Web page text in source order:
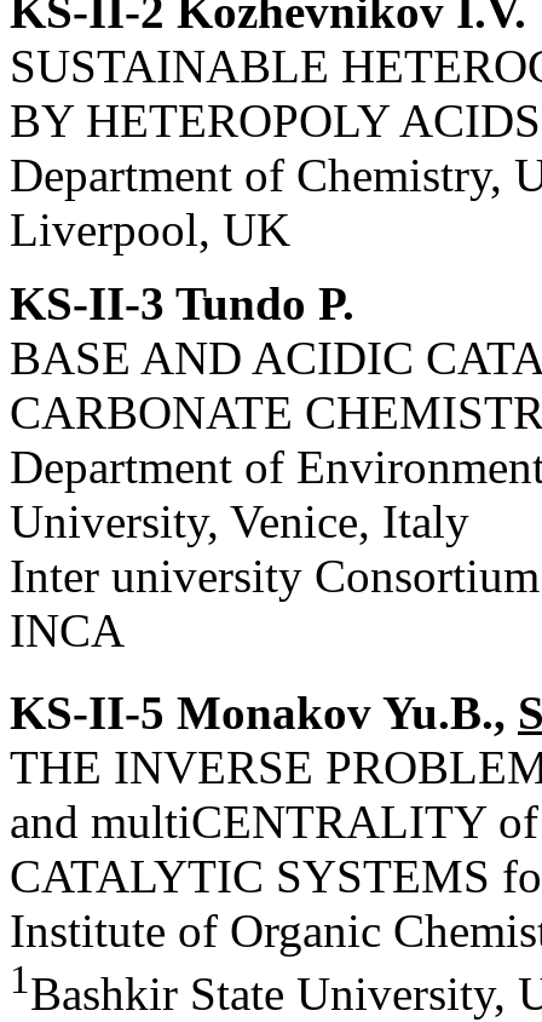
KS-II-2 Kozhevnikov I.V.
SUSTAINABLE
BY HETEROPOLY ACIDS
Department of Chemistry,
Liverpool, UK
KS-II-3 Tundo P.
BASE AND ACIDIC
CARBONATE
Department of
University, Venice, Italy
Inter university
INCA
KS-II-5 Monakov Yu.B.,
THE INVERSE
and multiCENTRALITY
CATALYTIC SYSTEMS
Institute of Organic
1Bashkir State University,